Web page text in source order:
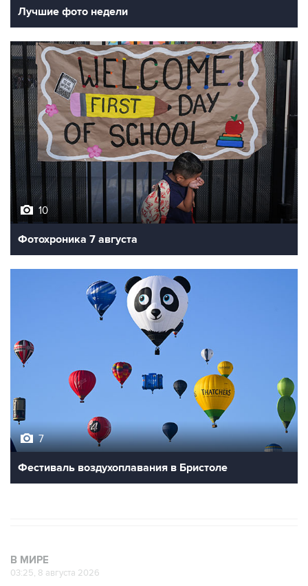
Лучшие фото недели
10
Фотохроника 7 августа
7
Фестиваль воздухоплавания в Бристоле
В МИРЕ
03:25, 8 августа 2026